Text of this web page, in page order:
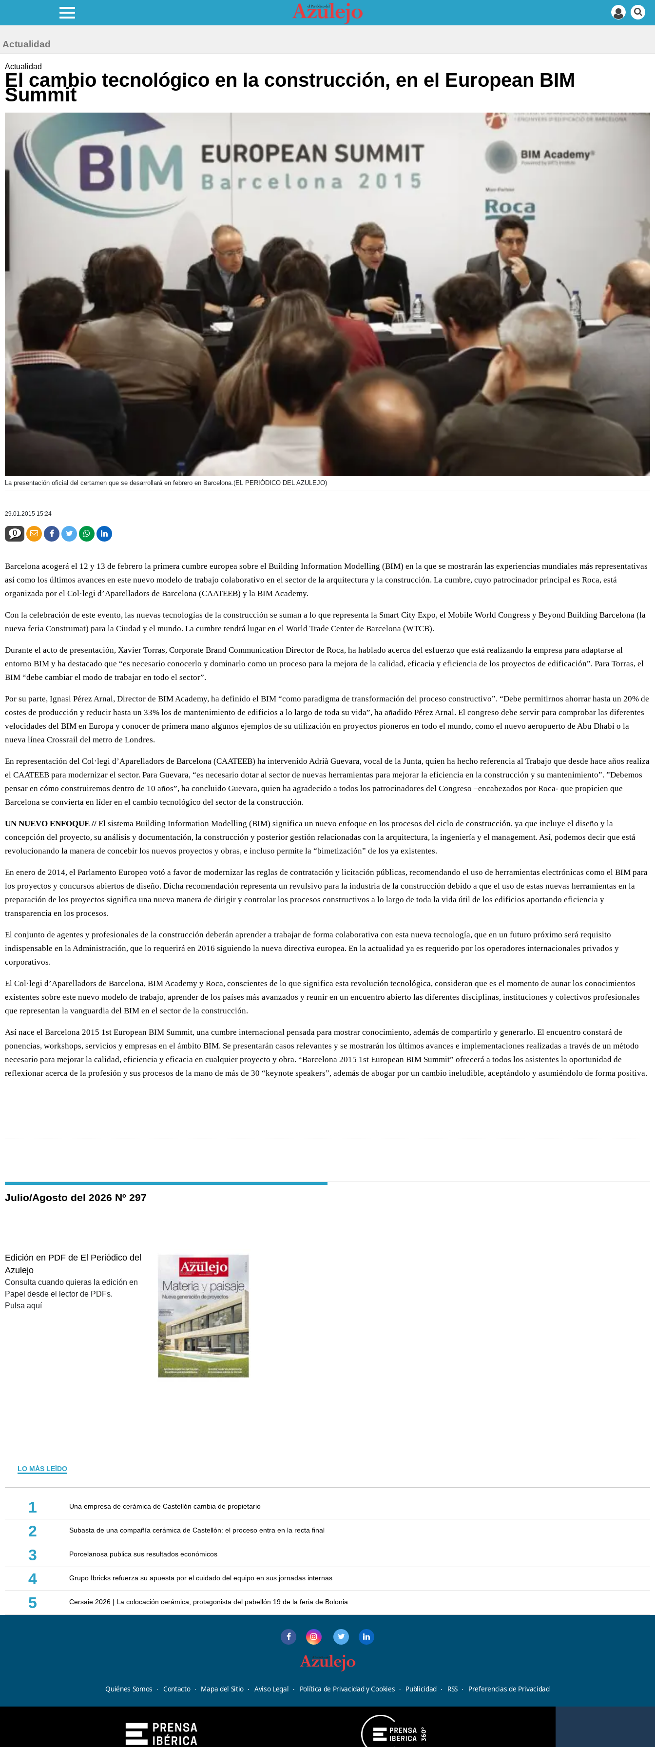
Actualidad
Actualidad
El cambio tecnológico en la construcción, en el European BIM
Summit
La presentación oficial del certamen que se desarrollará en febrero en Barcelona.(EL PERIÓDICO DEL AZULEJO)
29.01.2015 15:24
0
Barcelona acogerá el 12 y 13 de febrero la primera cumbre europea sobre el Building Information Modelling (BIM) en la que se mostrarán las experiencias mundiales más representativas
así como los últimos avances en este nuevo modelo de trabajo colaborativo en el sector de la arquitectura y la construcción. La cumbre, cuyo patrocinador principal es Roca, está
organizada por el Col·legi d’Aparelladors de Barcelona (CAATEEB) y la BIM Academy.
Con la celebración de este evento, las nuevas tecnologías de la construcción se suman a lo que representa la Smart City Expo, el Mobile World Congress y Beyond Building Barcelona (la
nueva feria Construmat) para la Ciudad y el mundo. La cumbre tendrá lugar en el World Trade Center de Barcelona (WTCB).
Durante el acto de presentación, Xavier Torras, Corporate Brand Communication Director de Roca, ha hablado acerca del esfuerzo que está realizando la empresa para adaptarse al
entorno BIM y ha destacado que “es necesario conocerlo y dominarlo como un proceso para la mejora de la calidad, eficacia y eficiencia de los proyectos de edificación”. Para Torras, el
BIM “debe cambiar el modo de trabajar en todo el sector”.
Por su parte, Ignasi Pérez Arnal, Director de BIM Academy, ha definido el BIM “como paradigma de transformación del proceso constructivo”. “Debe permitirnos ahorrar hasta un 20% de
costes de producción y reducir hasta un 33% los de mantenimiento de edificios a lo largo de toda su vida”, ha añadido Pérez Arnal. El congreso debe servir para comprobar las diferentes
velocidades del BIM en Europa y conocer de primera mano algunos ejemplos de su utilización en proyectos pioneros en todo el mundo, como el nuevo aeropuerto de Abu Dhabi o la
nueva línea Crossrail del metro de Londres.
En representación del Col·legi d’Aparelladors de Barcelona (CAATEEB) ha intervenido Adrià Guevara, vocal de la Junta, quien ha hecho referencia al Trabajo que desde hace años realiza
el CAATEEB para modernizar el sector. Para Guevara, “es necesario dotar al sector de nuevas herramientas para mejorar la eficiencia en la construcción y su mantenimiento”. ”Debemos
pensar en cómo construiremos dentro de 10 años”, ha concluido Guevara, quien ha agradecido a todos los patrocinadores del Congreso –encabezados por Roca- que propicien que
Barcelona se convierta en líder en el cambio tecnológico del sector de la construcción.
UN NUEVO ENFOQUE // El sistema Building Information Modelling (BIM) significa un nuevo enfoque en los procesos del ciclo de construcción, ya que incluye el diseño y la
concepción del proyecto, su análisis y documentación, la construcción y posterior gestión relacionadas con la arquitectura, la ingeniería y el management. Así, podemos decir que está
revolucionando la manera de concebir los nuevos proyectos y obras, e incluso permite la “bimetización” de los ya existentes.
En enero de 2014, el Parlamento Europeo votó a favor de modernizar las reglas de contratación y licitación públicas, recomendando el uso de herramientas electrónicas como el BIM para
los proyectos y concursos abiertos de diseño. Dicha recomendación representa un revulsivo para la industria de la construcción debido a que el uso de estas nuevas herramientas en la
preparación de los proyectos significa una nueva manera de dirigir y controlar los procesos constructivos a lo largo de toda la vida útil de los edificios aportando eficiencia y
transparencia en los procesos.
El conjunto de agentes y profesionales de la construcción deberán aprender a trabajar de forma colaborativa con esta nueva tecnología, que en un futuro próximo será requisito
indispensable en la Administración, que lo requerirá en 2016 siguiendo la nueva directiva europea. En la actualidad ya es requerido por los operadores internacionales privados y
corporativos.
El Col·legi d’Aparelladors de Barcelona, BIM Academy y Roca, conscientes de lo que significa esta revolución tecnológica, consideran que es el momento de aunar los conocimientos
existentes sobre este nuevo modelo de trabajo, aprender de los países más avanzados y reunir en un encuentro abierto las diferentes disciplinas, instituciones y colectivos profesionales
que representan la vanguardia del BIM en el sector de la construcción.
Así nace el Barcelona 2015 1st European BIM Summit, una cumbre internacional pensada para mostrar conocimiento, además de compartirlo y generarlo. El encuentro constará de
ponencias, workshops, servicios y empresas en el ámbito BIM. Se presentarán casos relevantes y se mostrarán los últimos avances e implementaciones realizadas a través de un método
necesario para mejorar la calidad, eficiencia y eficacia en cualquier proyecto y obra. “Barcelona 2015 1st European BIM Summit” ofrecerá a todos los asistentes la oportunidad de
reflexionar acerca de la profesión y sus procesos de la mano de más de 30 “keynote speakers”, además de abogar por un cambio ineludible, aceptándolo y asumiéndolo de forma positiva.
Julio/Agosto del 2026 Nº 297
Edición en PDF de El Periódico del
Azulejo
Consulta cuando quieras la edición en
Papel desde el lector de PDFs.
Pulsa aquí
LO MÁS LEÍDO
1 Una empresa de cerámica de Castellón cambia de propietario
2 Subasta de una compañía cerámica de Castellón: el proceso entra en la recta final
3 Porcelanosa publica sus resultados económicos
4 Grupo Ibricks refuerza su apuesta por el cuidado del equipo en sus jornadas internas
5 Cersaie 2026 | La colocación cerámica, protagonista del pabellón 19 de la feria de Bolonia
Quiénes Somos Contacto Mapa del Sitio Aviso Legal Política de Privacidad y Cookies Publicidad RSS Preferencias de Privacidad